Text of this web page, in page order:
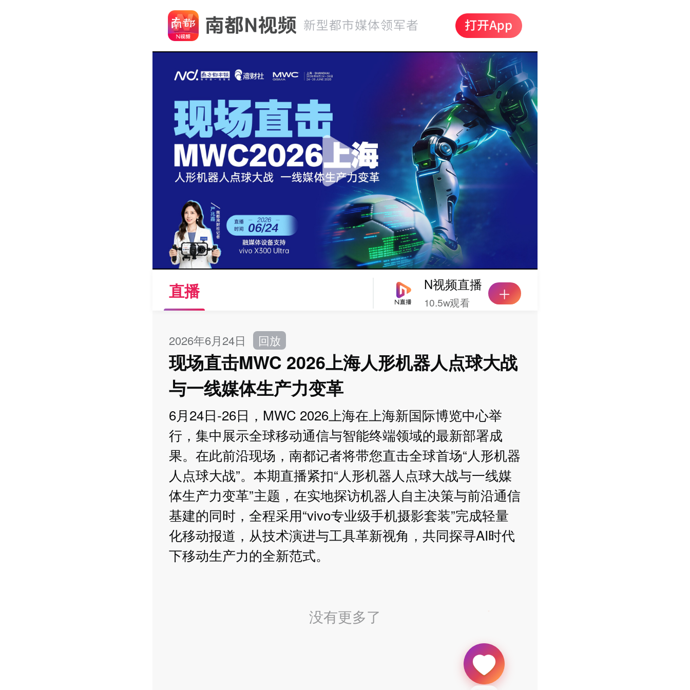
N视频直播
10.5w观看
直播
2026年6月24日 回放
现场直击MWC 2026上海人形机器人点球大战
与一线媒体生产力变革
6月24日-26日，MWC 2026上海在上海新国际博览中心举
行，集中展示全球移动通信与智能终端领域的最新部署成
果。在此前沿现场，南都记者将带您直击全球首场“人形机器
人点球大战”。本期直播紧扣“人形机器人点球大战与一线媒
体生产力变革”主题，在实地探访机器人自主决策与前沿通信
基建的同时，全程采用“vivo专业级手机摄影套装”完成轻量
化移动报道，从技术演进与工具革新视角，共同探寻AI时代
下移动生产力的全新范式。
没有更多了